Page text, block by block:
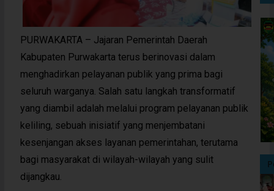
PURWAKARTA – Jajaran Pemerintah Daerah
Kabupaten Purwakarta terus berinovasi dalam
menghadirkan pelayanan publik yang prima bagi
seluruh warganya. Salah satu langkah transformatif
yang diambil adalah melalui program pelayanan publik
keliling, sebuah inisiatif yang menjembatani
kesenjangan akses layanan pemerintahan, terutama
bagi masyarakat di wilayah-wilayah yang sulit
dijangkau.